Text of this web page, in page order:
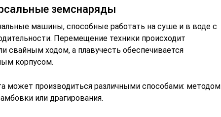
земснаряды
машины, способные работать на суше и в воде с
Перемещение техники происходит
свайным ходом, а плавучесть обеспечивается
корпусом.
может производиться различными способами: методом
или драгирования.